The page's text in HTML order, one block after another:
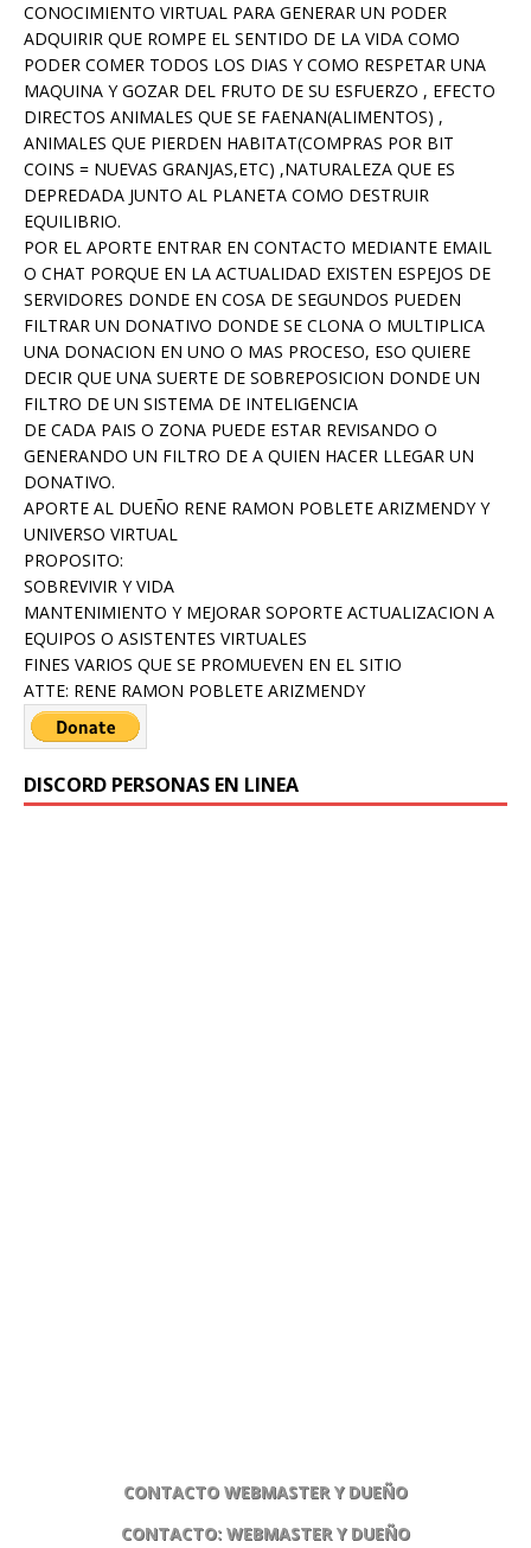
CONOCIMIENTO VIRTUAL PARA GENERAR UN PODER
ADQUIRIR QUE ROMPE EL SENTIDO DE LA VIDA COMO
PODER COMER TODOS LOS DIAS Y COMO RESPETAR UNA
MAQUINA Y GOZAR DEL FRUTO DE SU ESFUERZO , EFECTO
DIRECTOS ANIMALES QUE SE FAENAN(ALIMENTOS) ,
ANIMALES QUE PIERDEN HABITAT(COMPRAS POR BIT
COINS = NUEVAS GRANJAS,ETC) ,NATURALEZA QUE ES
DEPREDADA JUNTO AL PLANETA COMO DESTRUIR
EQUILIBRIO.
POR EL APORTE ENTRAR EN CONTACTO MEDIANTE EMAIL
O CHAT PORQUE EN LA ACTUALIDAD EXISTEN ESPEJOS DE
SERVIDORES DONDE EN COSA DE SEGUNDOS PUEDEN
FILTRAR UN DONATIVO DONDE SE CLONA O MULTIPLICA
UNA DONACION EN UNO O MAS PROCESO, ESO QUIERE
DECIR QUE UNA SUERTE DE SOBREPOSICION DONDE UN
FILTRO DE UN SISTEMA DE INTELIGENCIA
DE CADA PAIS O ZONA PUEDE ESTAR REVISANDO O
GENERANDO UN FILTRO DE A QUIEN HACER LLEGAR UN
DONATIVO.
APORTE AL DUEÑO RENE RAMON POBLETE ARIZMENDY Y
UNIVERSO VIRTUAL
PROPOSITO:
SOBREVIVIR Y VIDA
MANTENIMIENTO Y MEJORAR SOPORTE ACTUALIZACION A
EQUIPOS O ASISTENTES VIRTUALES
FINES VARIOS QUE SE PROMUEVEN EN EL SITIO
ATTE: RENE RAMON POBLETE ARIZMENDY
DISCORD PERSONAS EN LINEA
CONTACTO WEBMASTER Y DUEÑO
CONTACTO: WEBMASTER Y DUEÑO